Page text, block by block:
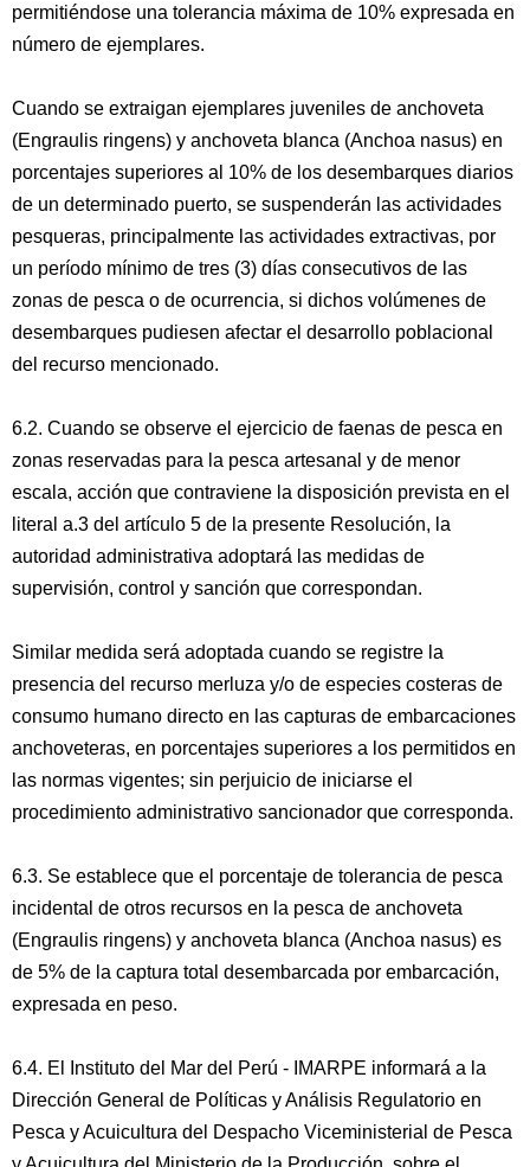
permitiéndose una tolerancia máxima de 10% expresada en
número de ejemplares.
Cuando se extraigan ejemplares juveniles de anchoveta
(Engraulis ringens) y anchoveta blanca (Anchoa nasus) en
porcentajes superiores al 10% de los desembarques diarios
de un determinado puerto, se suspenderán las actividades
pesqueras, principalmente las actividades extractivas, por
un período mínimo de tres (3) días consecutivos de las
zonas de pesca o de ocurrencia, si dichos volúmenes de
desembarques pudiesen afectar el desarrollo poblacional
del recurso mencionado.
6.2. Cuando se observe el ejercicio de faenas de pesca en
zonas reservadas para la pesca artesanal y de menor
escala, acción que contraviene la disposición prevista en el
literal a.3 del artículo 5 de la presente Resolución, la
autoridad administrativa adoptará las medidas de
supervisión, control y sanción que correspondan.
Similar medida será adoptada cuando se registre la
presencia del recurso merluza y/o de especies costeras de
consumo humano directo en las capturas de embarcaciones
anchoveteras, en porcentajes superiores a los permitidos en
las normas vigentes; sin perjuicio de iniciarse el
procedimiento administrativo sancionador que corresponda.
6.3. Se establece que el porcentaje de tolerancia de pesca
incidental de otros recursos en la pesca de anchoveta
(Engraulis ringens) y anchoveta blanca (Anchoa nasus) es
de 5% de la captura total desembarcada por embarcación,
expresada en peso.
6.4. El Instituto del Mar del Perú - IMARPE informará a la
Dirección General de Políticas y Análisis Regulatorio en
Pesca y Acuicultura del Despacho Viceministerial de Pesca